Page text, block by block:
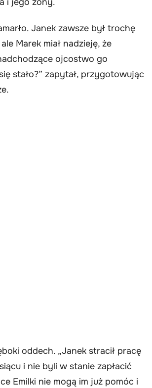
Janek zawsze był trochę
Marek miał nadzieję, że
ojcostwo go
stało?” zapytał, przygotowując
oddech. „Janek stracił pracę
i nie byli w stanie zapłacić
Emilki nie mogą im już pomóc i